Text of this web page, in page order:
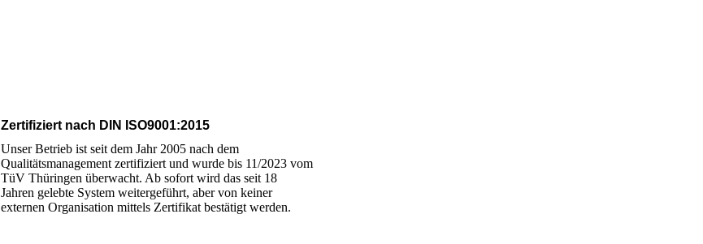
Zertifiziert nach DIN ISO9001:2015
Unser Betrieb ist seit dem Jahr 2005 nach dem
Qualitätsmanagement zertifiziert und wurde bis 11/2023 vom
TüV Thüringen überwacht. Ab sofort wird das seit 18
Jahren gelebte System weitergeführt, aber von keiner
externen Organisation mittels Zertifikat bestätigt werden.